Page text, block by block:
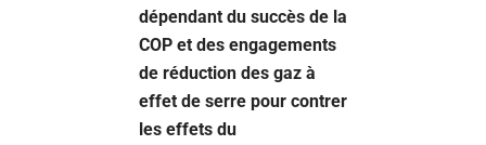
dépendant du succès de la
COP et des engagements
de réduction des gaz à
effet de serre pour contrer
les effets du